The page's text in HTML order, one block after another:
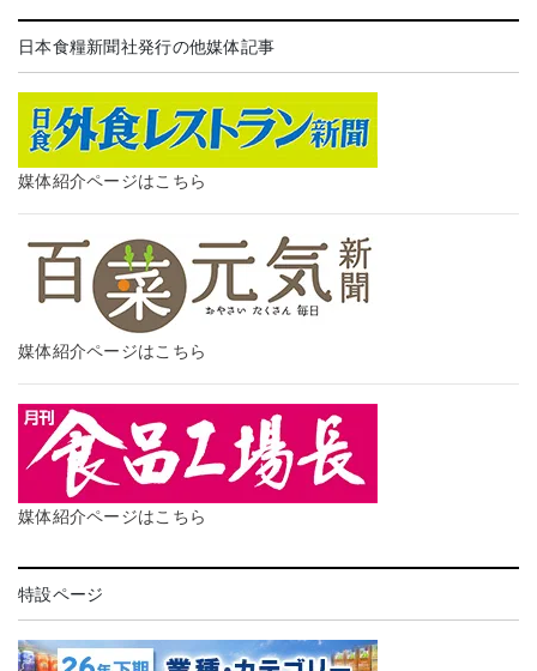
日本食糧新聞社発行の他媒体記事
媒体紹介ページはこちら
媒体紹介ページはこちら
媒体紹介ページはこちら
特設ページ